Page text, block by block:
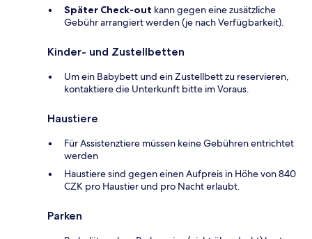
Später Check-out kann gegen eine zusätzliche
Gebühr arrangiert werden (je nach Verfügbarkeit).
Kinder- und Zustellbetten
Um ein Babybett und ein Zustellbett zu reservieren,
kontaktiere die Unterkunft bitte im Voraus.
Haustiere
Für Assistenztiere müssen keine Gebühren entrichtet
werden
Haustiere sind gegen einen Aufpreis in Höhe von 840
CZK pro Haustier und pro Nacht erlaubt.
Parken